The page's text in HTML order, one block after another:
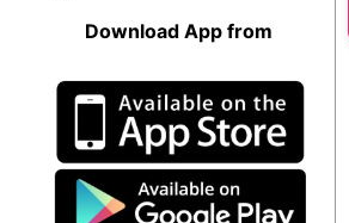
Download App from